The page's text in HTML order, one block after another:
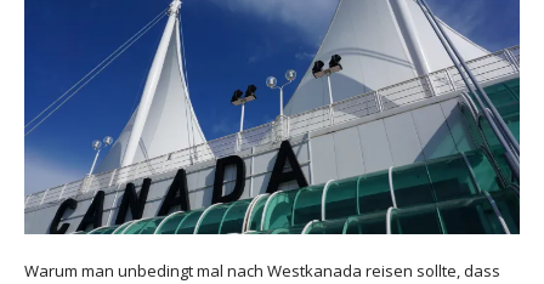
Warum man unbedingt mal nach Westkanada reisen sollte, dass